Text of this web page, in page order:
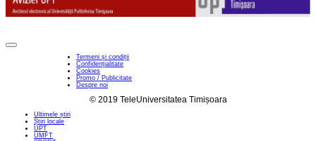
Termeni și condiții
Confidențialitate
Cookies
Promo / Publicitate
Despre noi
© 2019 TeleUniversitatea Timișoara
Ultimele știri
Știri locale
UPT
UMFT